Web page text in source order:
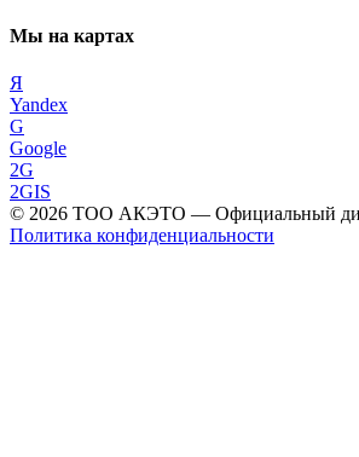
Мы на картах
Я
Yandex
G
Google
2G
2GIS
© 2026 ТОО АКЭТО — Официальный
Политика конфиденциальности